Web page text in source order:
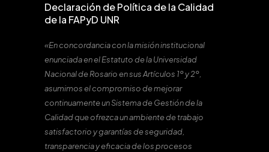
Declaración de Política de la Calidad
de la FAPyD UNR
«En concordancia con la misión institucional
enunciada en el Estatuto de la Universidad
Nacional de Rosario en sus Artículos 1º y 2º,
asumimos el compromiso de mejorar
continuamente un Sistema de Gestión de la
Calidad que ofrezca un ambiente de trabajo
satisfactorio y garantías de seguridad,
transparencia y eficacia de los procesos